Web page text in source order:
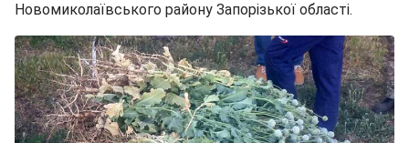
Новомиколаївського району Запорізької області.